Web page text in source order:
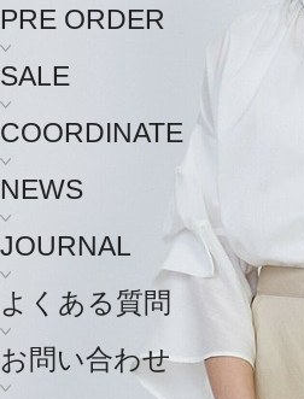
PRE ORDER
SALE
COORDINATE
NEWS
JOURNAL
よくある質問
お問い合わせ